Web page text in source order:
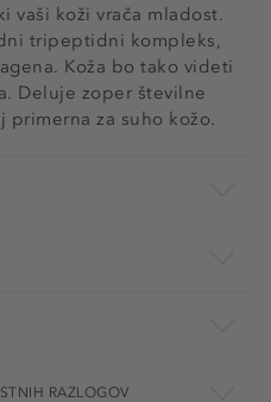
vaši koži vrača mladost.
tripeptidni kompleks,
Koža bo tako videti
Deluje zoper številne
za suho kožo.
RAZLOGOV